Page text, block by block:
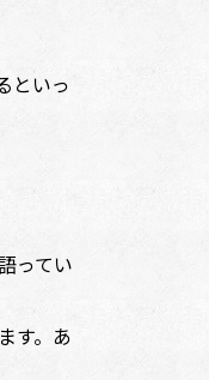
といっ
ってい
す。あ